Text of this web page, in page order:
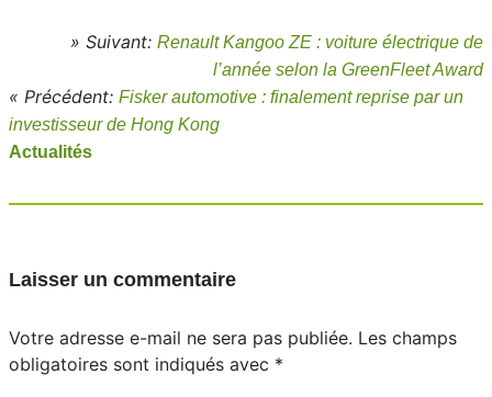
» Suivant: Renault Kangoo ZE : voiture électrique de
l’année selon la GreenFleet Award
« Précédent: Fisker automotive : finalement reprise par un
investisseur de Hong Kong
Actualités
Laisser un commentaire
Votre adresse e-mail ne sera pas publiée. Les champs
obligatoires sont indiqués avec *